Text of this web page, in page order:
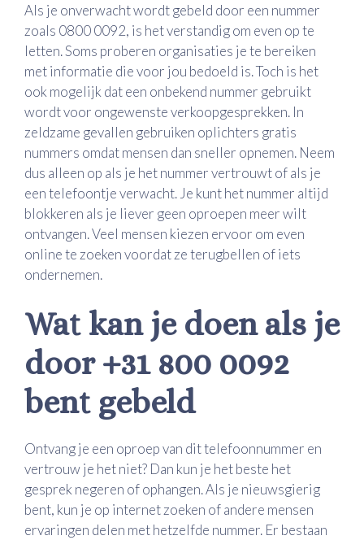
Als je onverwacht wordt gebeld door een nummer
zoals 0800 0092, is het verstandig om even op te
letten. Soms proberen organisaties je te bereiken
met informatie die voor jou bedoeld is. Toch is het
ook mogelijk dat een onbekend nummer gebruikt
wordt voor ongewenste verkoopgesprekken. In
zeldzame gevallen gebruiken oplichters gratis
nummers omdat mensen dan sneller opnemen. Neem
dus alleen op als je het nummer vertrouwt of als je
een telefoontje verwacht. Je kunt het nummer altijd
blokkeren als je liever geen oproepen meer wilt
ontvangen. Veel mensen kiezen ervoor om even
online te zoeken voordat ze terugbellen of iets
ondernemen.
Wat kan je doen als je
door +31 800 0092
bent gebeld
Ontvang je een oproep van dit telefoonnummer en
vertrouw je het niet? Dan kun je het beste het
gesprek negeren of ophangen. Als je nieuwsgierig
bent, kun je op internet zoeken of andere mensen
ervaringen delen met hetzelfde nummer. Er bestaan